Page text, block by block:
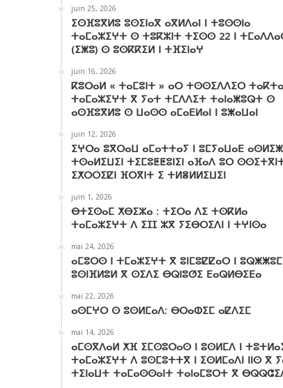
juin 25, 2026
ⵉⵙⴼⵓⴳⵍⵓ ⵓⵙⵉⵏⴰⴳ ⴰⴳⵍⴷⴰⵏ ⵏ ⵜⵓⵙⵙⵏⴰ
ⵜⴰⵎⴰⵣⵉⵖⵜ ⵙ ⵜⵓⴽⵣⵏⵜ ⵜⵉⵙⵙ 22 ⵏ
(ⵉⵥⵓ) ⵙ ⵓⵙⴽⴽⵉⵍ ⵏ ⵜⴼⵉⵏⴰⵖ
juin 16, 2026
ⴽⵓⵔⴰⵍ « ⵜⴰⵎⵓⵏⵜ » ⴰⵔ ⵜⵙⵙⵉⴷⴷⵉⵔ
ⵜⴰⵎⴰⵣⵉⵖⵜ ⴳ ⵢⴰⵜ ⵜⵎⴷⴷⵉⵜ ⵜⴰⵏⴰⵥⵓⵕⵜ ⵙ
ⴰⵙⴼⵓⴳⵍⵓ ⵙ ⵡⴰⵙⵙ ⴰⵎⴰⴹⵍⴰⵏ ⵏ ⵓⵥⴰⵡⴰⵏ
juin 12, 2026
ⵉⵖⵔⴰ ⵓⴳⵔⴰⵡ ⴰⵎⴰⵜⵜⴰⵢ ⵏ ⵓⵎⵢⴰⵡⴰⴹ
ⵜⵙⴰⵍⵉⵡⵉⵏ ⵜⵉⵎⵓⵟⵟⵓⵏⵉⵏ ⴰⴼⴰⴷ ⵓⵔ
ⵉⵅⵔⵔⵉⵇⵏ ⴼⵔⴳⵏⵜ ⵉ ⵜⵍⴻⵍⵍⵉⵡⵉⵏ
juin 1, 2026
ⴱⵜⵉⵙⴰⵎ ⵅⴱⵉⵣⴰ : ⵜⵉⵔⴰ ⴷⵉ ⵜⵙⴽⵍⴰ
ⵜⴰⵎⴰⵣⵉⵖⵜ ⴷ ⵉⵊⵊ ⵣⴳ ⵢⵉⴱⵔⵉⴷⵏ ⵏ ⵜⵖⵏⵙⴰ
mai 24, 2026
ⴰⵎⵓⵔⵙ ⵏ ⵜⵎⴰⵣⵉⵖⵜ ⴳ ⵓⵏⵎⵓⵇⵇⴰⵔ ⵏ
ⵓⵙⵏⴼⵍⵓⵍ ⴳ ⵙⵉⴷⵉ ⴱⵕⵏⵓⵚⵉ ⴹⴰⵕⵍⴱⵉⴹⴰ
mai 22, 2026
ⴰⵙⵎⵖⵔ ⵙ ⵓⵙⵍⵎⴰⴷ: ⴱⵔⴰⵀⵉⵎ ⴰⵇⴷⵉⵎ
mai 14, 2026
ⴰⵎⵙⴳⴷⴰⵍ ⵅⴼ ⵉⵎⵙⵓⵔⴰⵙ ⵏ ⵓⵙⵍⵎⴷ ⵏ
ⵜⴰⵎⴰⵣⵉⵖⵜ ⴷ ⵓⵙⵎⵓⵜⵜⴳ ⵏ ⵉⵙⵍⵎⴰⴷⵏ ⵏⵏⵙ ⴳ
ⵜⵉⵏⴰⵡⵜ ⵜⴰⵎⴰⵙⵙⴰⵏⵜ ⵜⴰⵏⴰⵎⵓⵔⵜ ⴳ